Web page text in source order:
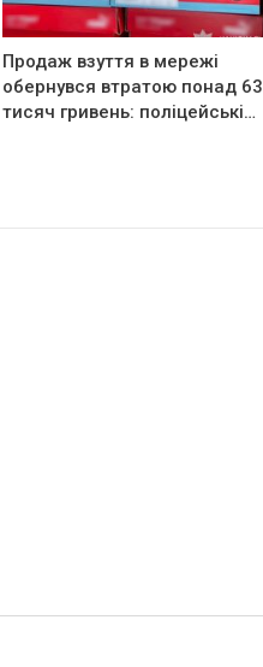
Продаж взуття в мережі
обернувся втратою понад 63
тисяч гривень: поліцейські…